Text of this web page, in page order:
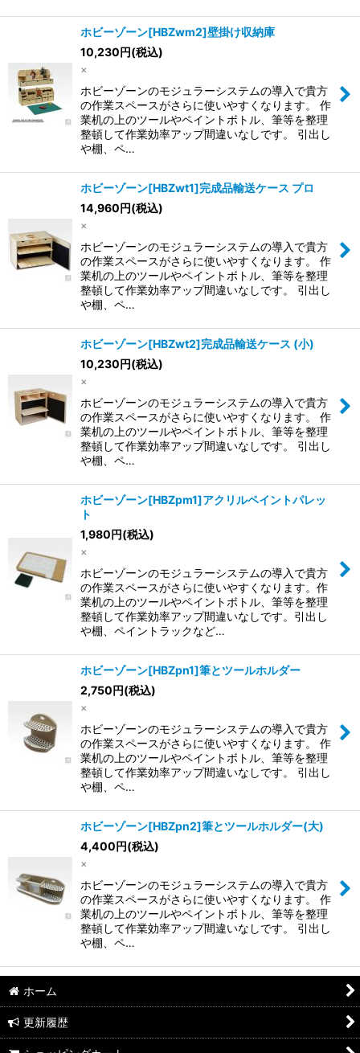
ホビーゾーン[HBZwm2]壁掛け収納庫
10,230円(税込)
×
ホビーゾーンのモジュラーシステムの導入で貴方
の作業スペースがさらに使いやすくなります。 作
業机の上のツールやペイントボトル、筆等を整理
整頓して作業効率アップ間違いなしです。 引出し
や棚、ペ…
ホビーゾーン[HBZwt1]完成品輸送ケース プロ
14,960円(税込)
×
ホビーゾーンのモジュラーシステムの導入で貴方
の作業スペースがさらに使いやすくなります。 作
業机の上のツールやペイントボトル、筆等を整理
整頓して作業効率アップ間違いなしです。 引出し
や棚、ペ…
ホビーゾーン[HBZwt2]完成品輸送ケース (小)
10,230円(税込)
×
ホビーゾーンのモジュラーシステムの導入で貴方
の作業スペースがさらに使いやすくなります。 作
業机の上のツールやペイントボトル、筆等を整理
整頓して作業効率アップ間違いなしです。 引出し
や棚、ペ…
ホビーゾーン[HBZpm1]アクリルペイントパレッ
ト
1,980円(税込)
×
ホビーゾーンのモジュラーシステムの導入で貴方
の作業スペースがさらに使いやすくなります。作
業机の上のツールやペイントボトル、筆等を整理
整頓して作業効率アップ間違いなしです。引出し
や棚、ペイントラックなど…
ホビーゾーン[HBZpn1]筆とツールホルダー
2,750円(税込)
×
ホビーゾーンのモジュラーシステムの導入で貴方
の作業スペースがさらに使いやすくなります。 作
業机の上のツールやペイントボトル、筆等を整理
整頓して作業効率アップ間違いなしです。 引出し
や棚、ペ…
ホビーゾーン[HBZpn2]筆とツールホルダー(大)
4,400円(税込)
×
ホビーゾーンのモジュラーシステムの導入で貴方
の作業スペースがさらに使いやすくなります。 作
業机の上のツールやペイントボトル、筆等を整理
整頓して作業効率アップ間違いなしです。 引出し
や棚、ペ…
ホーム
更新履歴